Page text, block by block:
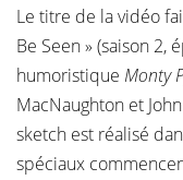
Le titre de la vidéo
Be Seen » (saison 2,
humoristique Monty
MacNaughton et
sketch est réalisé
spéciaux